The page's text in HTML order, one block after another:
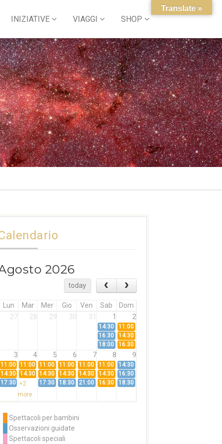
INIZIATIVE VIAGGI SHOP
2026
today
Lun Mar Mer Gio Ven Sab
Dom
27
28 29 30 31 1 2
14:30
11:00
16:30
14:30
18:00
16:30
3 4 5 6 7 8 9
11:00 11:00 11:00 11:00 11:00 11:00
14:30
14:30 14:30 14:30 14:30 14:30 14:30
16:30
17:30 +2
more
17:30 18:30 21:00 16:30 18:30
11:00
14:30
+3
Spettacoli per bambini
Osservazioni guidate
Spettacoli speciali
Translate »